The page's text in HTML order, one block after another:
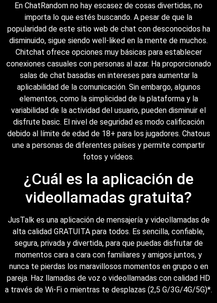
En ChatRandom no hay escasez de cosas divertidas, no
importa lo que estés buscando. A pesar de que la
popularidad de este sitio web de chat con desconocidos ha
disminuido, sigue siendo well-liked en la mente de muchos.
Chitchat ofrece opciones muy básicas para establecer
conexiones casuales con personas al azar. Ha proporcionado
salas de chat basadas en intereses para aumentar la
aplicabilidad de la comunicación. Sin embargo, algunos
elementos, como la simplicidad de la plataforma y la
variabilidad de la actividad del usuario, pueden disminuir el
disfrute basic. El nivel de seguridad es modo calificación
debido al límite de edad de 18+ para los jugadores. Chatous
une a personas de diferentes países y permite compartir
fotos y vídeos.
¿Cuál es la aplicación de
videollamadas gratuita?
JusTalk es una aplicación de mensajería y videollamadas de
alta calidad GRATUITA para todos. Es sencilla, confiable,
segura, privada y divertida, para que puedas disfrutar de
momentos cara a cara con familiares y amigos juntos, y
nunca te pierdas los maravillosos momentos en grupo o en
pareja. Haz llamadas de voz o videollamadas con calidad HD
a través de Wi-Fi o mientras te desplazas (2,5 G/3G/4G/5G)*.